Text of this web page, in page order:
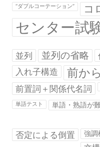
“ダブルコーテーション” コ
センター試
並列 並列の省略
入れ子構造 前か
前置詞＋関係代名詞
単語テスト 単語・熟語が
否定による倒置 強調